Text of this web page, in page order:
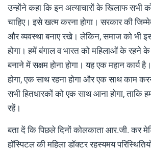
उन्होंने कहा कि इन अत्याचारों के खिलाफ सभी
चाहिए। इसे खत्म करना होगा। सरकार की
और व्यवस्था बनाए रखे। लेकिन, समाज को भी
होगा। हमें बंगाल व भारत को महिलाओं के रहने के
बनाने में सक्षम होना होगा। यह एक महान कार्य
होगा, एक साथ रहना होगा और एक साथ काम
सभी हितधारकों को एक साथ आना होगा, ताकि
रहें।
बता दें कि पिछले दिनों कोलकाता आर.जी. कर
हॉस्पिटल की महिला डॉक्टर रहस्यमय